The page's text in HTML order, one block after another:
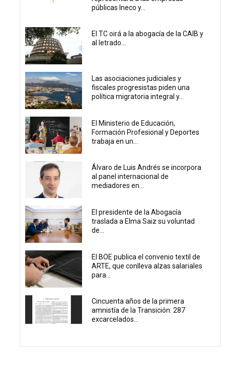
públicas Ineco y...
El TC oirá a la abogacía de la CAIB y
al letrado...
Las asociaciones judiciales y
fiscales progresistas piden una
política migratoria integral y...
El Ministerio de Educación,
Formación Profesional y Deportes
trabaja en un...
Álvaro de Luis Andrés se incorpora
al panel internacional de
mediadores en...
El presidente de la Abogacía
traslada a Elma Saiz su voluntad
de...
El BOE publica el convenio textil de
ARTE, que conlleva alzas salariales
para...
Cincuenta años de la primera
amnistía de la Transición: 287
excarcelados...